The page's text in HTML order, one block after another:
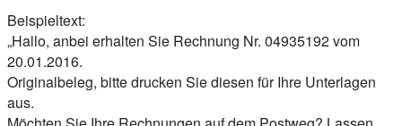
Beispieltext:
„Hallo, anbei erhalten Sie Rechnung Nr. 04935192 vom
20.01.2016.
Originalbeleg, bitte drucken Sie diesen für Ihre Unterlagen
aus.